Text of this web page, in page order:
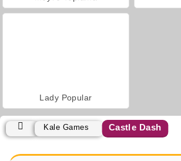
Lady Popular
Kale Games Castle Dash